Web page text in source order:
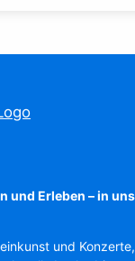
und Erleben – in
und